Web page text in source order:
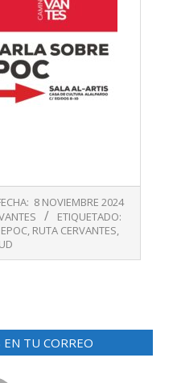
8 NOVIEMBRE 2024
ETIQUETADO:
EPOC, RUTA CERVANTES,
TU CORREO